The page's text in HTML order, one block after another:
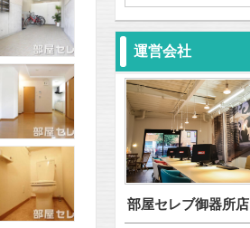
運営会社
部屋セレブ御器所店